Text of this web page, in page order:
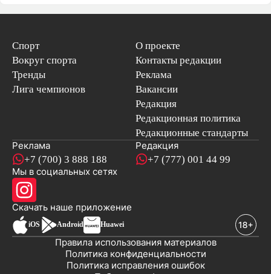
Спорт
Вокруг спорта
Тренды
Лига чемпионов
О проекте
Контакты редакции
Реклама
Вакансии
Редакция
Редакционная политика
Редакционные стандарты
Реклама
+7 (700) 3 888 188
Редакция
+7 (777) 001 44 99
Мы в социальных сетях
Скачать наше приложениеновостей
iOS Android Huawei
Политика исправления ошибок
Политика конфиденциальности
Правила использования материалов